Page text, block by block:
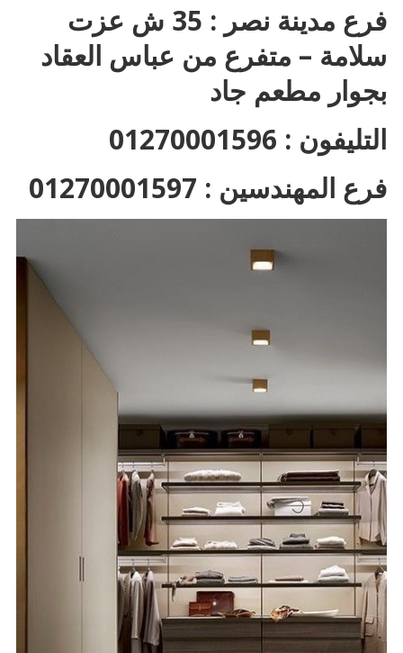
فرع مدينة نصر : 35 ش عزت
سلامة – متفرع من عباس العقاد
بجوار مطعم جاد
التليفون : 01270001596
فرع المهندسين : 01270001597